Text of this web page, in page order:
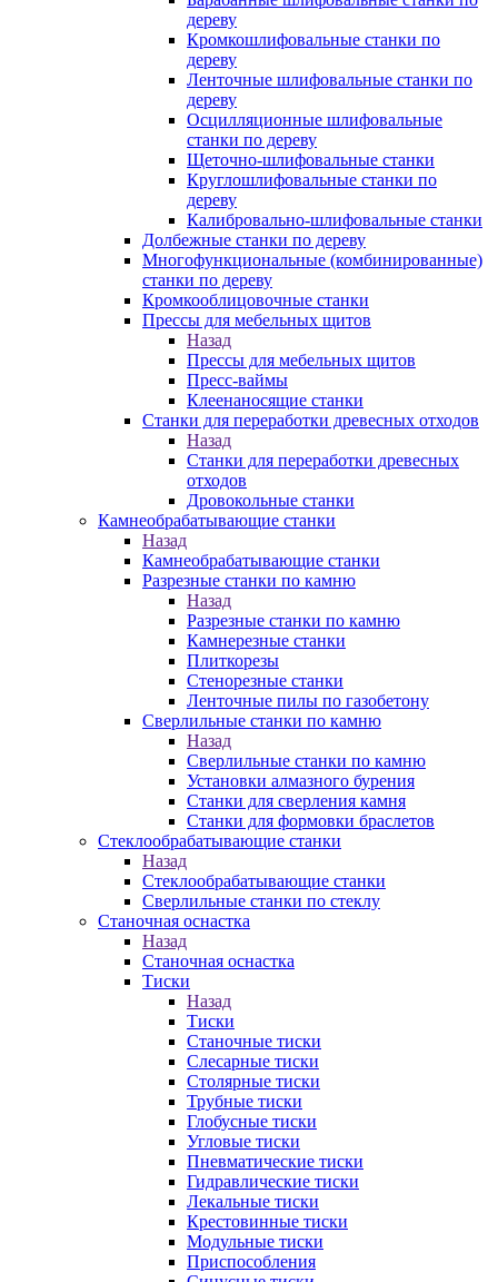
дереву
Кромкошлифовальные станки по
дереву
Ленточные шлифовальные станки по
дереву
Осцилляционные шлифовальные
станки по дереву
Щеточно-шлифовальные станки
Круглошлифовальные станки по
дереву
Калибровально-шлифовальные станки
Долбежные станки по дереву
Многофункциональные (комбинированные)
станки по дереву
Кромкооблицовочные станки
Прессы для мебельных щитов
Назад
Прессы для мебельных щитов
Пресс-ваймы
Клеенаносящие станки
Станки для переработки древесных отходов
Назад
Станки для переработки древесных
отходов
Дровокольные станки
Камнеобрабатывающие станки
Назад
Камнеобрабатывающие станки
Разрезные станки по камню
Назад
Разрезные станки по камню
Камнерезные станки
Плиткорезы
Стенорезные станки
Ленточные пилы по газобетону
Сверлильные станки по камню
Назад
Сверлильные станки по камню
Установки алмазного бурения
Станки для сверления камня
Станки для формовки браслетов
Стеклообрабатывающие станки
Назад
Стеклообрабатывающие станки
Сверлильные станки по стеклу
Станочная оснастка
Назад
Станочная оснастка
Тиски
Назад
Тиски
Станочные тиски
Слесарные тиски
Столярные тиски
Трубные тиски
Глобусные тиски
Угловые тиски
Пневматические тиски
Гидравлические тиски
Лекальные тиски
Крестовинные тиски
Модульные тиски
Приспособления